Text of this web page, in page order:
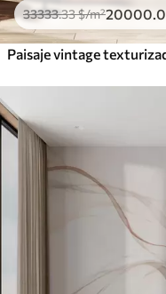
33333.33$/m²20000